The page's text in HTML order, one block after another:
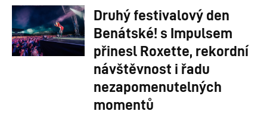
Druhý festivalový den
Benátské! s Impulsem
přinesl Roxette, rekordní
návštěvnost i řadu
nezapomenutelných
momentů